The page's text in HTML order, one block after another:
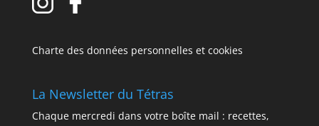
Charte des données personnelles et cookies
La Newsletter du Tétras
Chaque mercredi dans votre boîte mail : recettes,